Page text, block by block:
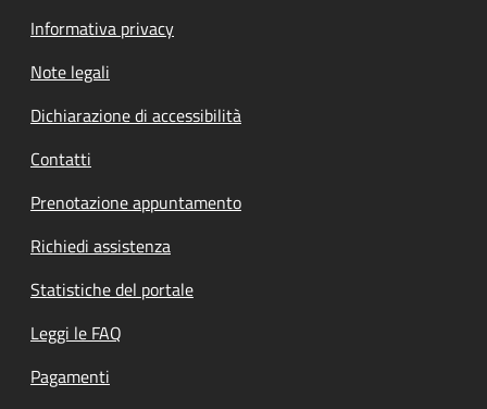
Informativa privacy
Note legali
Dichiarazione di accessibilità
Contatti
Prenotazione appuntamento
Richiedi assistenza
Statistiche del portale
Leggi le FAQ
Pagamenti